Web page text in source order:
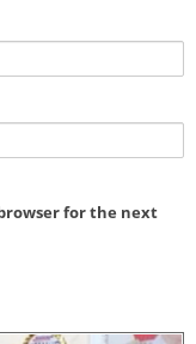
for the next